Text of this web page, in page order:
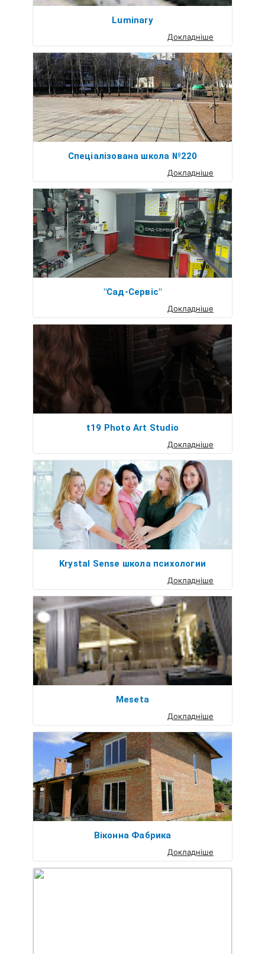
Luminary
Докладніше
Спеціалізована школа №220
Докладніше
"Сад-Сервіс"
Докладніше
t19 Photo Art Studio
Докладніше
Krystal Sense школа психологии
Докладніше
Meseta
Докладніше
Віконна Фабрика
Докладніше